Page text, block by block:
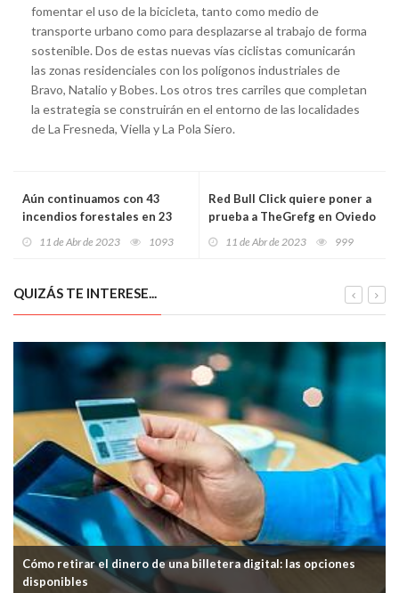
fomentar el uso de la bicicleta, tanto como medio de
transporte urbano como para desplazarse al trabajo de forma
sostenible. Dos de estas nuevas vías ciclistas comunicarán
las zonas residenciales con los polígonos industriales de
Bravo, Natalio y Bobes. Los otros tres carriles que completan
la estrategia se construirán en el entorno de las localidades
de La Fresneda, Viella y La Pola Siero.
Aún continuamos con 43
incendios forestales en 23
11 de Abr de 2023 1093
Red Bull Click quiere poner a
prueba a TheGrefg en Oviedo
11 de Abr de 2023 999
QUIZÁS TE INTERESE...
Cómo retirar el dinero de una billetera digital: las opciones
disponibles